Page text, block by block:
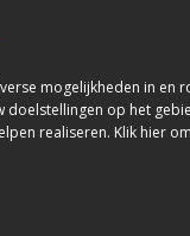
mogelijkheden in en
doelstellingen op het
realiseren. Klik hier